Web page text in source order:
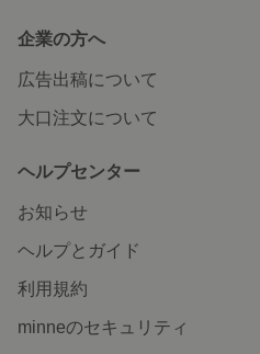
企業の方へ
広告出稿について
大口注文について
ヘルプセンター
お知らせ
ヘルプとガイド
利用規約
minneのセキュリティ